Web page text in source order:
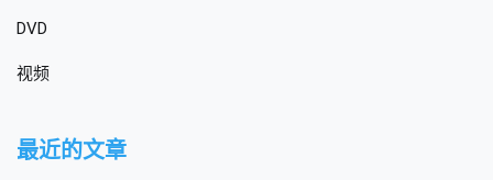
DVD
视频
最近的文章